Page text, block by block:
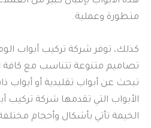
متطورة وعملية.
كذلك، توفر شركة تركيب أبواب
تصاميم متنوعة تتناسب مع كافة
تبحث عن أبواب تقليدية أو
الأبواب التي تقدمها شركة تركيب
الخيمة تأتي بأشكال وأحجام